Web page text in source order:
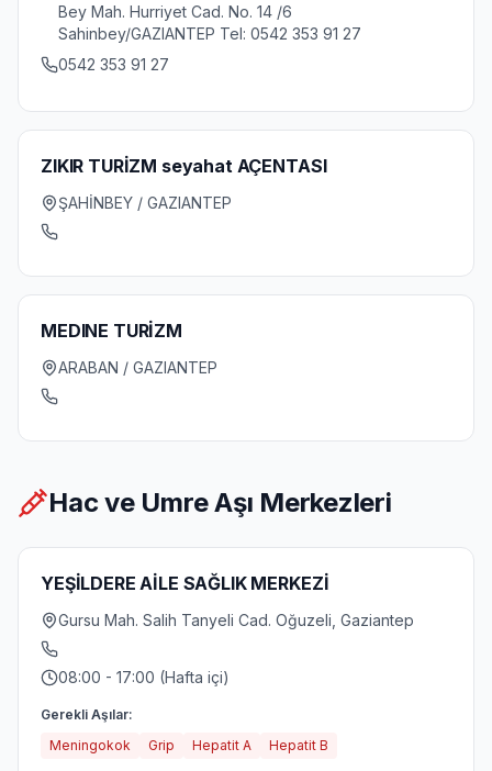
Bey Mah. Hurriyet Cad. No. 14 /6
Sahinbey/GAZIANTEP Tel: 0542 353 91 27
0542 353 91 27
ZIKIR TURİZM seyahat AÇENTASI
ŞAHİNBEY / GAZIANTEP
MEDINE TURİZM
ARABAN / GAZIANTEP
Hac ve Umre Aşı Merkezleri
YEŞİLDERE AİLE SAĞLIK MERKEZİ
Gursu Mah. Salih Tanyeli Cad. Oğuzeli, Gaziantep
08:00 - 17:00 (Hafta içi)
Gerekli Aşılar:
Meningokok
Grip Hepatit A Hepatit B